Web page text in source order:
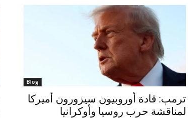
Blog
ترمب: قادة أوروبيون سيزورون أميركا
لمناقشة حرب روسيا وأوكرانيا